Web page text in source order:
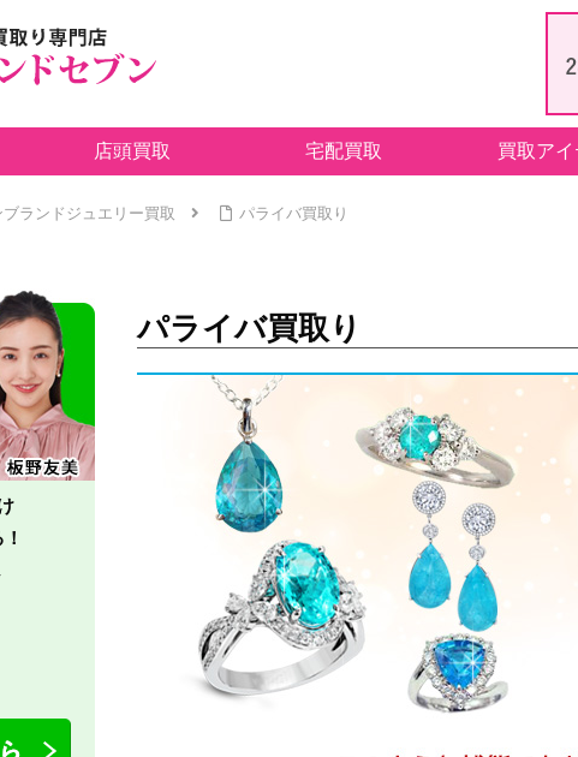
店頭買取 宅配買取 買取アイ
ランドジュエリー買取 パライバ買取り
パライバ買取り